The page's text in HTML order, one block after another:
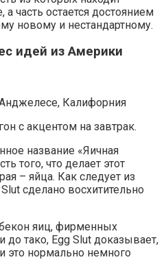
часть остается достоянием
новому и нестандартному.
идей из Америки
Калифорния
с акцентом на завтрак.
название «Яичная
того, что делает этот
– яйца. Как следует из
сделано восхитительно
яиц, фирменных
до тако, Egg Slut доказывает,
это нормально немного